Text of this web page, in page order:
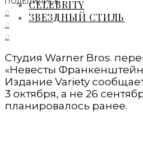
CELEBRITY
ЗВЕЗДНЫЙ СТИЛЬ
0
0
0
Студия Warner Bros.
«Невесты
Издание Variety
3 октября, а не 26
планировалось ранее.